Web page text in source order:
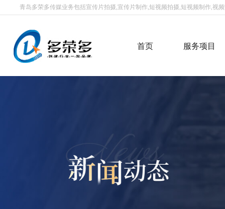
青岛多荣多传媒业务包括宣传片拍摄,宣传片制作,短视频拍摄,短视频制作,视
首页 服务项目